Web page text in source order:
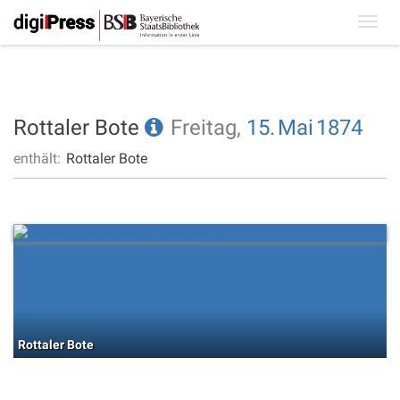
Rottaler Bote Freitag, 15. Mai 1874
enthält: Rottaler Bote
Rottaler Bote